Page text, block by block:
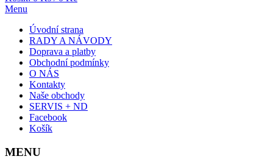
Menu
Úvodní strana
RADY A NÁVODY
Doprava a platby
Obchodní podmínky
O NÁS
Kontakty
Naše obchody
SERVIS + ND
Facebook
Košík
MENU